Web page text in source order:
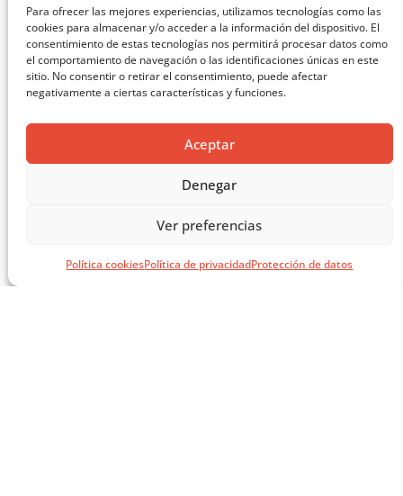
Para ofrecer las mejores experiencias, utilizamos tecnologías como las
cookies para almacenar y/o acceder a la información del dispositivo. El
consentimiento de estas tecnologías nos permitirá procesar datos como
el comportamiento de navegación o las identificaciones únicas en este
sitio. No consentir o retirar el consentimiento, puede afectar
negativamente a ciertas características y funciones.
Aceptar
Denegar
Ver preferencias
Política cookiesPolítica de privacidadProtección de datos
EL LIBRO VERDE DE SOLUCIONES CONSTRUCTIVAS